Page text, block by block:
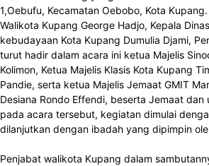
1,Oebufu, Kecamatan Oebobo, Kota
Walikota Kupang George Hadjo, Kepala
kebudayaan Kota Kupang Dumulia Djami,
turut hadir dalam acara ini ketua Majelis
Kolimon, Ketua Majelis Klasis Kota Kupang
Pandie, serta ketua Majelis Jemaat GMIT
Desiana Rondo Effendi, beserta Jemaat
pada acara tersebut, kegiatan dimulai
dilanjutkan dengan ibadah yang dipimpin
Penjabat walikota Kupang dalam